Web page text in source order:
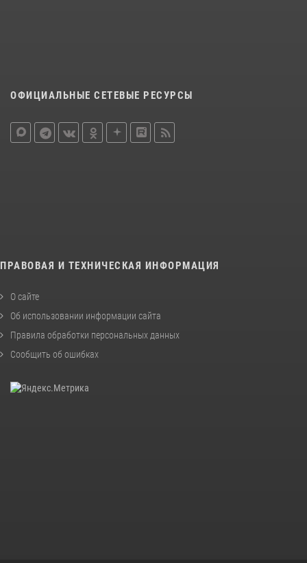
ОФИЦИАЛЬНЫЕ СЕТЕВЫЕ РЕСУРСЫ
ПРАВОВАЯ И ТЕХНИЧЕСКАЯ ИНФОРМАЦИЯ
О сайте
Об использовании информации сайта
Правила обработки персональных данных
Сообщить об ошибках